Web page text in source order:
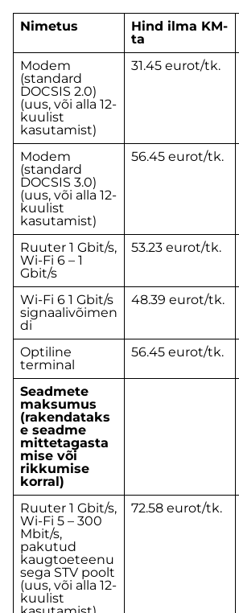
Nimetus
Hind ilma KM-
ta
Modem
(standard
DOCSIS 2.0)
(uus, või alla 12-
kuulist
kasutamist)
31.45 eurot/tk.
Modem
(standard
DOCSIS 3.0)
(uus, või alla 12-
kuulist
kasutamist)
56.45 eurot/tk.
Ruuter 1 Gbit/s,
Wi-Fi 6 – 1
Gbit/s
53.23 eurot/tk.
Wi-Fi 6 1 Gbit/s
signaalivõimen
di
48.39 eurot/tk.
Optiline
terminal
56.45 eurot/tk.
Seadmete
maksumus
(rakendataks
e seadme
mittetagasta
mise või
rikkumise
korral)
Ruuter 1 Gbit/s,
Wi-Fi 5 – 300
Mbit/s,
pakutud
kaugtoeteenu
sega STV poolt
(uus, või alla 12-
kuulist
72.58 eurot/tk.